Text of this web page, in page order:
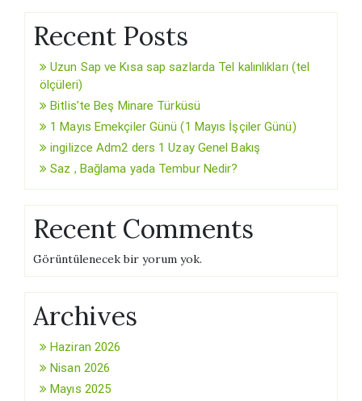
Recent Posts
Uzun Sap ve Kısa sap sazlarda Tel kalınlıkları (tel
ölçüleri)
Bitlis’te Beş Minare Türküsü
1 Mayıs Emekçiler Günü (1 Mayıs İşçiler Günü)
ingilizce Adm2 ders 1 Uzay Genel Bakış
Saz , Bağlama yada Tembur Nedir?
Recent Comments
Görüntülenecek bir yorum yok.
Archives
Haziran 2026
Nisan 2026
Mayıs 2025